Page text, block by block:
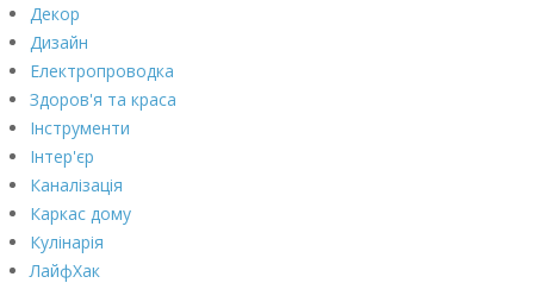
Декор
Дизайн
Електропроводка
Здоров'я та краса
Інструменти
Інтер'єр
Каналізація
Каркас дому
Кулінарія
ЛайфХак